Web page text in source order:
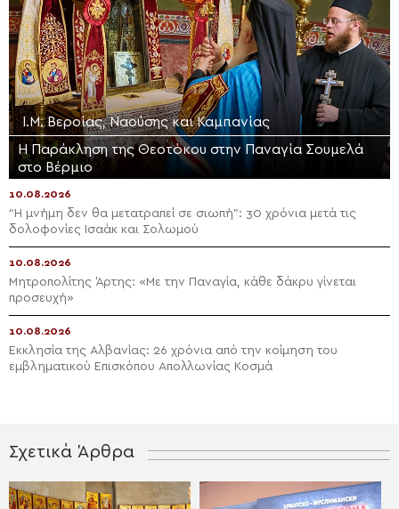
Ι.Μ. Βεροίας, Ναούσης και Καμπανίας
Η Παράκληση της Θεοτόκου στην Παναγία Σουμελά
στο Βέρμιο
10.08.2026
“Η μνήμη δεν θα μετατραπεί σε σιωπή”: 30 χρόνια μετά τις
δολοφονίες Ισαάκ και Σολωμού
10.08.2026
Μητροπολίτης Άρτης: «Με την Παναγία, κάθε δάκρυ γίνεται
προσευχή»
10.08.2026
Εκκλησία της Αλβανίας: 26 χρόνια από την κοίμηση του
εμβληματικού Επισκόπου Απολλωνίας Κοσμά
Σχετικά Άρθρα